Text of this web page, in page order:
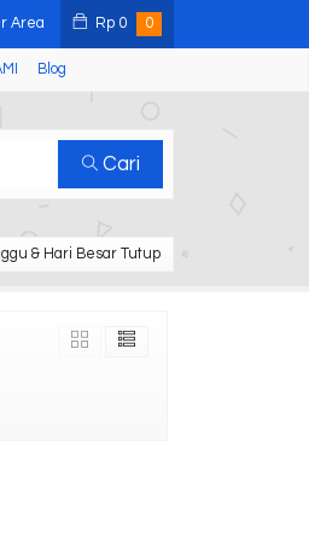
Area Rp 0 0
Blog
Cari
& Hari Besar Tutup